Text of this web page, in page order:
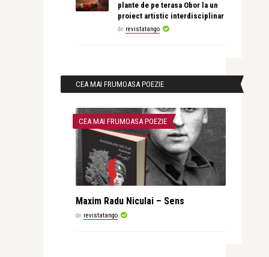
plante de pe terasa Obor la un
proiect artistic interdisciplinar
de revistatango
CEA MAI FRUMOASA POEZIE
CEA MAI FRUMOASA POEZIE
Maxim Radu Niculai – Sens
de revistatango